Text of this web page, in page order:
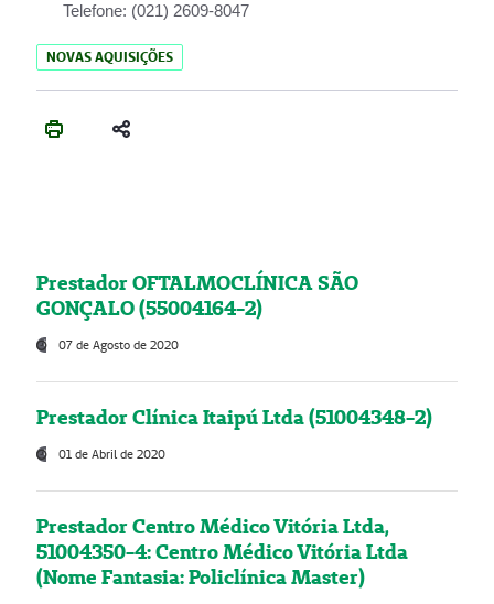
Telefone: (021) 2609-8047
NOVAS AQUISIÇÕES
Prestador OFTALMOCLÍNICA SÃO
GONÇALO (55004164-2)
07 de Agosto de 2020
Prestador Clínica Itaipú Ltda (51004348-2)
01 de Abril de 2020
Prestador Centro Médico Vitória Ltda,
51004350-4: Centro Médico Vitória Ltda
(Nome Fantasia: Policlínica Master)